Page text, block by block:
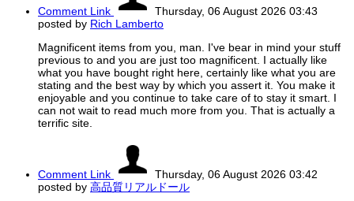
Comment Link
Thursday, 06 August 2026 03:43
posted by Rich Lamberto
Magnificent items from you, man. I've bear in mind your stuff
previous to and you are just too magnificent. I actually like
what you have bought right here, certainly like what you are
stating and the best way by which you assert it. You make it
enjoyable and you continue to take care of to stay it smart. I
can not wait to read much more from you. That is actually a
terrific site.
Comment Link
Thursday, 06 August 2026 03:42
posted by 高品質リアルドール